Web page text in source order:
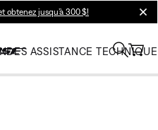
obtenez jusqu’à 300 $!
ASSISTANCE TECHNIQUE